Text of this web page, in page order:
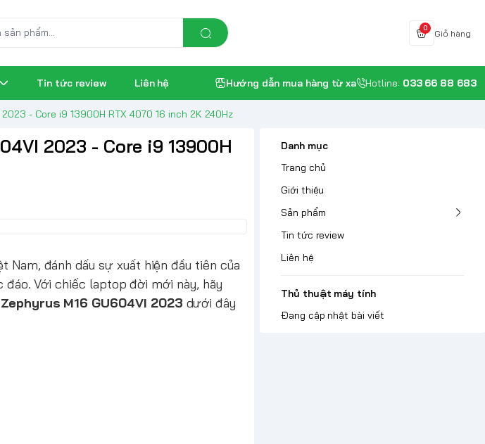
0
Giỏ hàng
Tin tức review Liên hệ Hướng dẫn mua hàng từ xa Hotline: 033 66 88 683
- Core i9 13900H RTX 4070 16 inch 2K 240Hz
2023 - Core i9 13900H
Nam, đánh dấu sự xuất hiện đầu tiên của
Với chiếc laptop đời mới này, hãy
M16 GU604VI 2023 dưới đây
Danh mục
Trang chủ
Giới thiệu
Sản phẩm
Tin tức review
Liên hệ
Thủ thuật máy tính
Đang cập nhật bài viết